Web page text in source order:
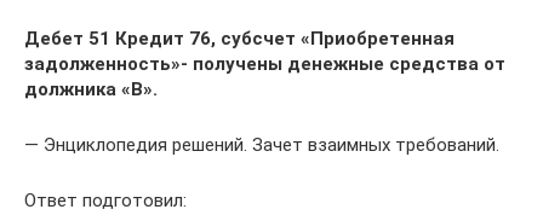
Дебет 51 Кредит 76, субсчет «Приобретенная
задолженность»- получены денежные средства от
должника «В».
— Энциклопедия решений. Зачет взаимных требований.
Ответ подготовил: